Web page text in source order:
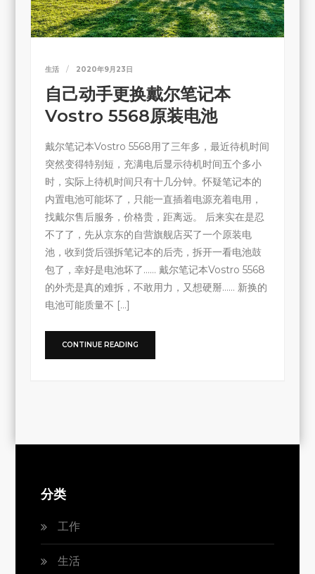
生活 2020年9月23日
自己动手更换戴尔笔记本
Vostro 5568原装电池
戴尔笔记本Vostro 5568用了三年多，最近待机时间
突然变得特别短，充满电后显示待机时间五个多小
时，实际上待机时间只有十几分钟。怀疑笔记本的
内置电池可能坏了，只能一直插着电源充着电用，
找戴尔售后服务，价格贵，距离远。 后来实在是忍
不了了，先从京东的自营旗舰店买了一个原装电
池，收到货后强拆笔记本的后壳，拆开一看电池鼓
包了，幸好是电池坏了…… 戴尔笔记本Vostro 5568
的外壳是真的难拆，不敢用力，又想硬掰…… 新换的
电池可能质量不 […]
CONTINUE READING
分类
工作
生活